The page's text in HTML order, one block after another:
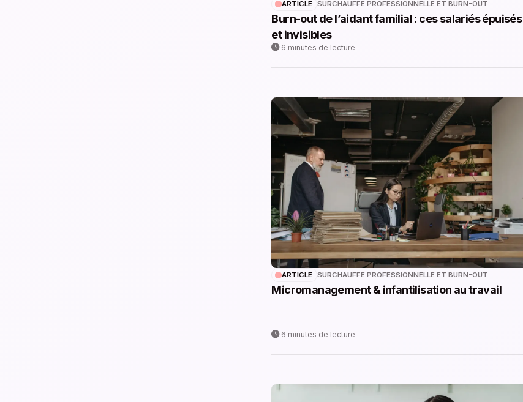
ARTICLE SURCHAUFFE PROFESSIONNELLE ET BURN-OUT
Burn-out de l’aidant familial : ces salariés épuisés
et invisibles
6 minutes de lecture
ARTICLE SURCHAUFFE PROFESSIONNELLE ET BURN-OUT
Micromanagement & infantilisation au travail
6 minutes de lecture